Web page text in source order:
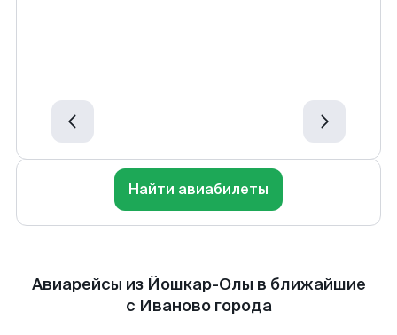
Найти авиабилеты
Авиарейсы из Йошкар-Олы в ближайшие
с Иваново города